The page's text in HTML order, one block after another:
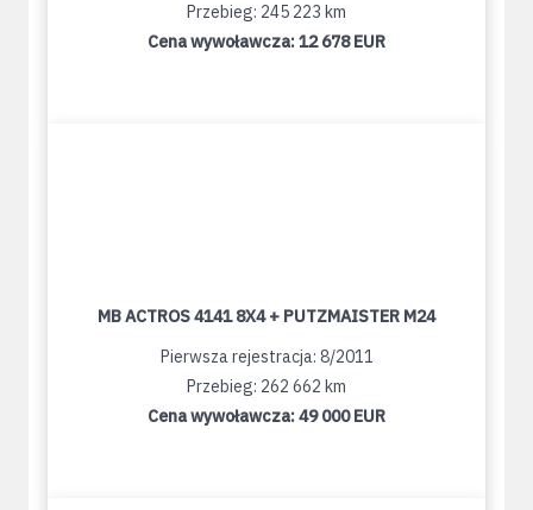
Przebieg: 245 223 km
Cena wywoławcza:12 678 EUR
MB ACTROS 4141 8X4 + PUTZMAISTER M24
Pierwsza rejestracja: 8/2011
Przebieg: 262 662 km
Cena wywoławcza:49 000 EUR